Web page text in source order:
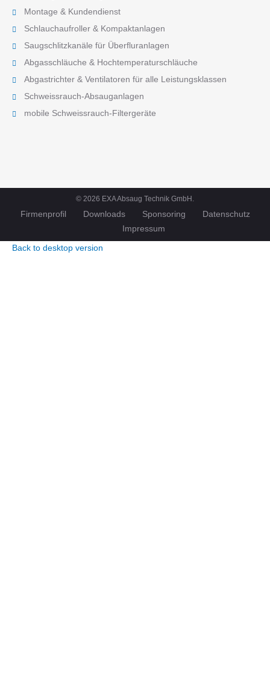
Montage & Kundendienst
Schlauchaufroller & Kompaktanlagen
Saugschlitzkanäle für Überfluranlagen
Abgasschläuche & Hochtemperaturschläuche
Abgastrichter & Ventilatoren für alle Leistungsklassen
Schweissrauch-Absauganlagen
mobile Schweissrauch-Filtergeräte
© 2026 EXA Absaug Technik GmbH.
Firmenprofil Downloads Sponsoring
Datenschutz
Impressum
Back to desktop version